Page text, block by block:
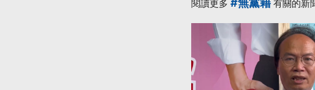
閱讀更多 #無黨籍 有關的新